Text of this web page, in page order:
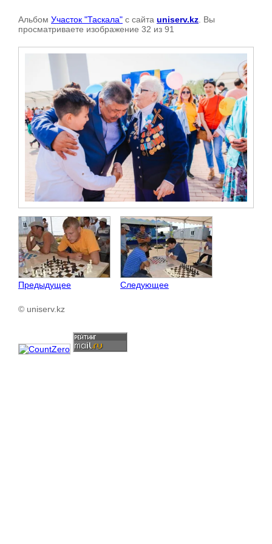
Альбом Участок "Таскала" с сайта uniserv.kz . Вы
просматриваете изображение 32 из 91
Предыдущее Следующее
© uniserv.kz